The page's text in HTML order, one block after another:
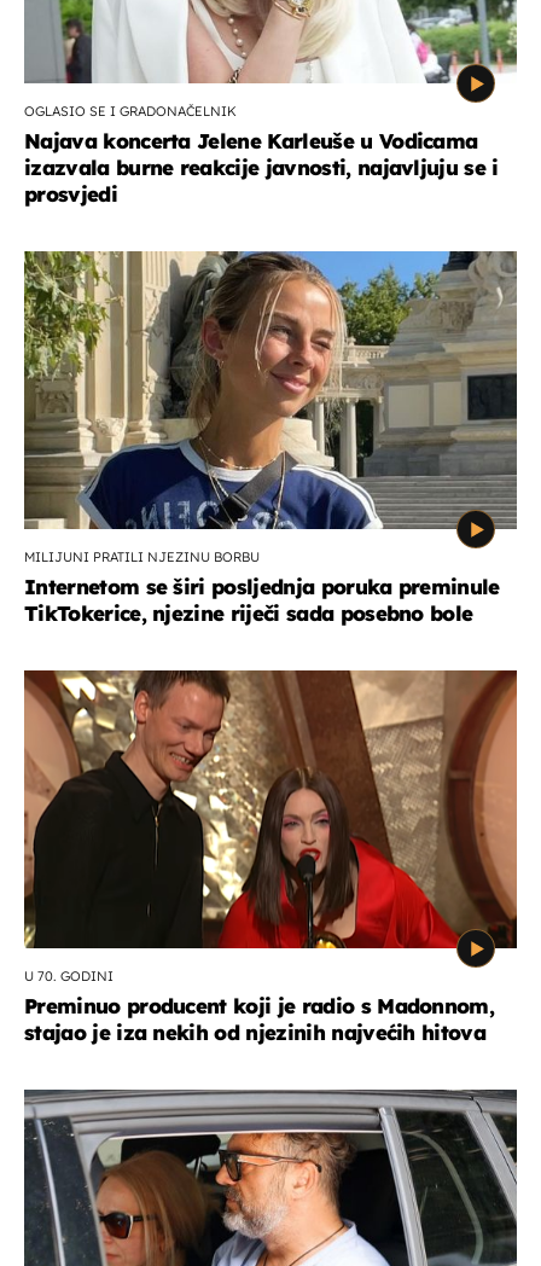
OGLASIO SE I GRADONAČELNIK
Najava koncerta Jelene Karleuše u Vodicama
izazvala burne reakcije javnosti, najavljuju se i
prosvjedi
MILIJUNI PRATILI NJEZINU BORBU
Internetom se širi posljednja poruka preminule
TikTokerice, njezine riječi sada posebno bole
U 70. GODINI
Preminuo producent koji je radio s Madonnom,
stajao je iza nekih od njezinih najvećih hitova